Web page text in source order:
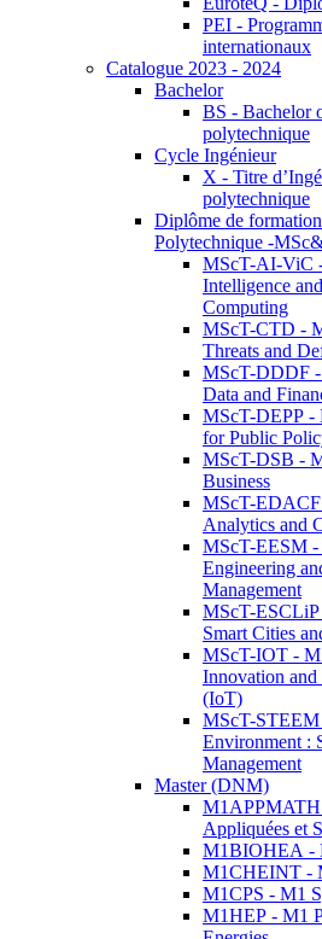
PEI -
internationaux
Catalogue 2023 - 2024
Bachelor
BS - Bachelor
polytechnique
Cycle Ingénieur
X - Titre
polytechnique
Diplôme de
Polytechnique -
MScT-AI-ViC
Intelligence
Computing
MScT-CTD -
Threats and
MScT-DDDF
Data and
MScT-DEPP -
for Public
MScT-DSB -
Business
MScT-EDACF
Analytics and
MScT-EESM -
Engineering
Management
MScT-
Smart Cities
MScT-IOT -
Innovation and
(IoT)
MScT-
Environment :
Management
Master (DNM)
M1APPMATH
Appliquées et
M1BIOHEA -
M1CHEINT -
M1CPS - M1
M1HEP - M1